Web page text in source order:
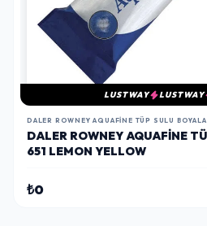
LUSTWAY LUSTWAY
DALER ROWNEY AQUAFINE TÜP SULU
DALER ROWNEY AQUAFINE
651 LEMON YELLOW
₺0